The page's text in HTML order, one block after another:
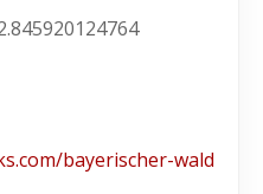
bayerischer-wald